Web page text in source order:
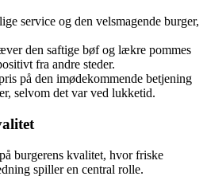
service og den velsmagende burger,
den saftige bøf og lækre pommes
fra andre steder.
på den imødekommende betjening
selvom det var ved lukketid.
burgerens kvalitet, hvor friske
spiller en central rolle.